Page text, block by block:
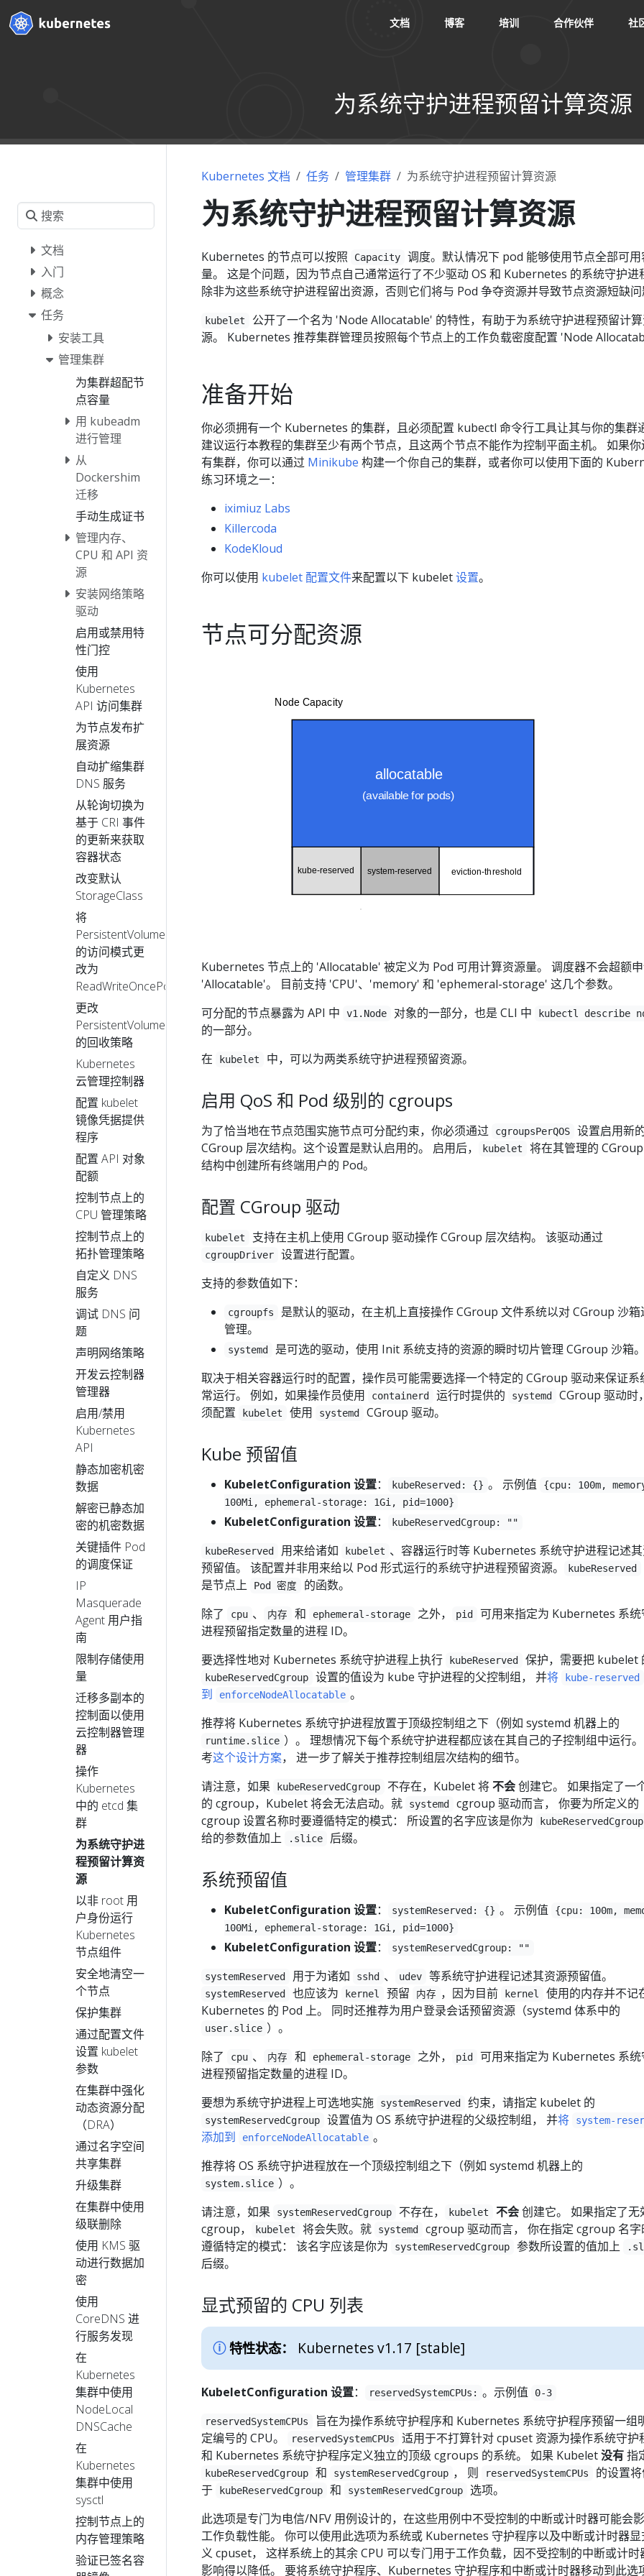
文档 博客 培训 合作伙伴 社
为系统守护进程预留计算资源
文档
入门
概念
任务
安装工具
管理集群
为集群超配节
点容量
用 kubeadm
进行管理
从
Dockershim
迁移
手动生成证书
管理内存、
CPU 和 API 资
源
安装网络策略
驱动
启用或禁用特
性门控
使用
Kubernetes
API 访问集群
为节点发布扩
展资源
自动扩缩集群
DNS 服务
从轮询切换为
基于 CRI 事件
的更新来获取
容器状态
改变默认
StorageClass
将
PersistentVolume
的访问模式更
改为
ReadWriteOncePod
更改
PersistentVolume
的回收策略
Kubernetes
云管理控制器
配置 kubelet
镜像凭据提供
程序
配置 API 对象
配额
控制节点上的
CPU 管理策略
控制节点上的
拓扑管理策略
自定义 DNS
服务
调试 DNS 问
题
声明网络策略
开发云控制器
管理器
启用/禁用
Kubernetes
API
静态加密机密
数据
解密已静态加
密的机密数据
关键插件 Pod
的调度保证
IP
Masquerade
Agent 用户指
南
限制存储使用
量
迁移多副本的
控制面以使用
云控制器管理
器
操作
Kubernetes
中的 etcd 集
群
为系统守护进
程预留计算资
源
以非 root 用
户身份运行
Kubernetes
节点组件
安全地清空一
个节点
保护集群
通过配置文件
设置 kubelet
参数
在集群中强化
动态资源分配
（DRA）
通过名字空间
共享集群
升级集群
在集群中使用
级联删除
使用 KMS 驱
动进行数据加
密
使用
CoreDNS 进
行服务发现
在
Kubernetes
集群中使用
NodeLocal
DNSCache
在
Kubernetes
集群中使用
sysctl
控制节点上的
内存管理策略
验证已签名容
Kubernetes 文档 任务 管理集群 为系统守护进程预留计算资源
为系统守护进程预留计算资源
Kubernetes 的节点可以按照 Capacity
调度。默认情况下 pod 能够使用节点全部可用
量。 这是个问题，因为节点自己通常运行了不少驱动 OS 和 Kubernetes 的系统守护进
除非为这些系统守护进程留出资源，否则它们将与 Pod 争夺资源并导致节点资源短缺问
kubelet
公开了一个名为 'Node Allocatable' 的特性，有助于为系统守护进程预留计
源。 Kubernetes 推荐集群管理员按照每个节点上的工作负载密度配置 'Node
准备开始
你必须拥有一个 Kubernetes 的集群，且必须配置 kubectl 命令行工具让其与你的集群
建议运行本教程的集群至少有两个节点，且这两个节点不能作为控制平面主机。 如果
有集群，你可以通过 Minikube 构建一个你自己的集群，或者你可以使用下面的
练习环境之一：
iximiuz Labs
Killercoda
KodeKloud
你可以使用 kubelet 配置文件来配置以下 kubelet设置。
节点可分配资源
Kubernetes 节点上的 'Allocatable' 被定义为 Pod 可用计算资源量。 调度器不会超额
'Allocatable'。 目前支持 'CPU'、'memory' 和 'ephemeral-storage' 这几个参数。
可分配的节点暴露为 API 中
v1.Node 对象的一部分，也是 CLI 中 kubectl describe
的一部分。
在
kubelet 中，可以为两类系统守护进程预留资源。
启用 QoS 和 Pod 级别的 cgroups
为了恰当地在节点范围实施节点可分配约束，你必须通过 cgroupsPerQOS
设置启用新
CGroup 层次结构。这个设置是默认启用的。 启用后，
kubelet
将在其管理的
结构中创建所有终端用户的 Pod。
配置 CGroup 驱动
kubelet 支持在主机上使用 CGroup 驱动操作 CGroup 层次结构。 该驱动通过
cgroupDriver
设置进行配置。
支持的参数值如下：
cgroupfs
是默认的驱动，在主机上直接操作 CGroup 文件系统以对 CGroup 沙箱
管理。
systemd
是可选的驱动，使用 Init 系统支持的资源的瞬时切片管理 CGroup 沙箱。
取决于相关容器运行时的配置，操作员可能需要选择一个特定的 CGroup 驱动来保证系
常运行。 例如，如果操作员使用
containerd 运行时提供的 systemd
CGroup 驱动时
须配置
kubelet 使用 systemd CGroup 驱动。
Kube 预留值
KubeletConfiguration 设置： kubeReserved: {} 。 示例值
{cpu: 100m,
100Mi, ephemeral-storage: 1Gi, pid=1000}
KubeletConfiguration 设置： kubeReservedCgroup: ""
kubeReserved 用来给诸如 kubelet 、容器运行时等 Kubernetes 系统守护进程记述
预留值。 该配置并非用来给以 Pod 形式运行的系统守护进程预留资源。
kubeReserved
是节点上
Pod 密度
的函数。
除了
cpu 、 内存 和 ephemeral-storage 之外， pid
可用来指定为 Kubernetes 系统
进程预留指定数量的进程 ID。
要选择性地对 Kubernetes 系统守护进程上执行
kubeReserved 保护，需要把 kubelet
kubeReservedCgroup 设置的值设为 kube 守护进程的父控制组， 并将 kube-reserved
到
enforceNodeAllocatable 。
推荐将 Kubernetes 系统守护进程放置于顶级控制组之下（例如 systemd 机器上的
runtime.slice ）。 理想情况下每个系统守护进程都应该在其自己的子控制组中运行
考这个设计方案， 进一步了解关于推荐控制组层次结构的细节。
请注意，如果
kubeReservedCgroup 不存在，Kubelet 将不会创建它。 如果指定了一
的 cgroup，Kubelet 将会无法启动。就
systemd
cgroup 驱动而言， 你要为所定义的
cgroup 设置名称时要遵循特定的模式： 所设置的名字应该是你为
kubeReservedCgroup
给的参数值加上
.slice 后缀。
系统预留值
KubeletConfiguration 设置： systemReserved: {} 。 示例值
{cpu: 100m,
100Mi, ephemeral-storage: 1Gi, pid=1000}
KubeletConfiguration 设置： systemReservedCgroup: ""
systemReserved 用于为诸如 sshd 、 udev 等系统守护进程记述其资源预留值。
systemReserved 也应该为 kernel 预留 内存 ，因为目前 kernel
使用的内存并不记
Kubernetes 的 Pod 上。 同时还推荐为用户登录会话预留资源（systemd 体系中的
user.slice ）。
除了
cpu 、 内存 和 ephemeral-storage 之外， pid
可用来指定为 Kubernetes 系统
进程预留指定数量的进程 ID。
要想为系统守护进程上可选地实施
systemReserved 约束，请指定 kubelet 的
systemReservedCgroup 设置值为 OS 系统守护进程的父级控制组， 并将 system-
添加到 enforceNodeAllocatable 。
推荐将 OS 系统守护进程放在一个顶级控制组之下（例如 systemd 机器上的
system.slice ）。
请注意，如果
systemReservedCgroup 不存在， kubelet 不会创建它。 如果指定了无
cgroup，
kubelet 将会失败。就 systemd
cgroup 驱动而言， 你在指定 cgroup 名字
遵循特定的模式： 该名字应该是你为
systemReservedCgroup 参数所设置的值加上
后缀。
显式预留的 CPU 列表
特性状态： Kubernetes v1.17 [stable]
KubeletConfiguration 设置： reservedSystemCPUs: 。示例值 0-3
reservedSystemCPUs
旨在为操作系统守护程序和 Kubernetes 系统守护程序预留一组
定编号的 CPU。
reservedSystemCPUs
适用于不打算针对 cpuset 资源为操作系统守护
和 Kubernetes 系统守护程序定义独立的顶级 cgroups 的系统。 如果 Kubelet没有指
kubeReservedCgroup 和 systemReservedCgroup ， 则 reservedSystemCPUs
的设置
于
kubeReservedCgroup 和 systemReservedCgroup
选项。
此选项是专门为电信/NFV 用例设计的，在这些用例中不受控制的中断或计时器可能会
工作负载性能。 你可以使用此选项为系统或 Kubernetes 守护程序以及中断或计时器显
义 cpuset， 这样系统上的其余 CPU 可以专门用于工作负载，因不受控制的中断或计时
影响得以降低。 要将系统守护程序、Kubernetes 守护程序和中断或计时器移动到此选